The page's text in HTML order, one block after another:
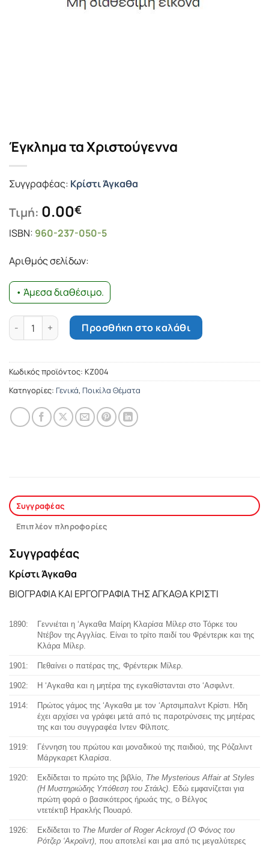
Έγκλημα τα Χριστούγεννα
Συγγραφέας: Κρίστι Άγκαθα
Τιμή: 0.00€
ISBN: 960-237-050-5
Αριθμός σελίδων:
• Άμεσα διαθέσιμο.
Έγκλημα τα Χριστούγεννα ποσότητα
Προσθήκη στο καλάθι
Κωδικός προϊόντος: ΚΖ004
Κατηγορίες: Γενικά, Ποικίλα Θέματα
Συγγραφέας
Επιπλέον πληροφορίες
Συγγραφέας
Κρίστι Άγκαθα
ΒΙΟΓΡΑΦΙΑ ΚΑΙ ΕΡΓΟΓΡΑΦΙΑ ΤΗΣ ΑΓΚΑΘΑ ΚΡΙΣΤΙ
1890:
Γεννιέται η ‘Αγκαθα Μαίρη Κλαρίσα Μίλερ στο Τόρκε του
Ντέβον της Αγγλίας. Είναι το τρίτο παιδί του Φρέντερικ και της
Κλάρα Μίλερ.
1901: Πεθαίνει ο πατέρας της, Φρέντερικ Μίλερ.
1902: Η ‘Αγκαθα και η μητέρα της εγκαθίστανται στο ‘Ασφιλντ.
1914:
Πρώτος γάμος της ‘Αγκαθα με τον ‘Αρτσιμπαλντ Κρίστι. Ηδη
έχει αρχίσει να γράφει μετά από τις παροτρύνσεις της μητέρας
της και του συγγραφέα Ιντεν Φίλποτς.
1919:
Γέννηση του πρώτου και μοναδικού της παιδιού, της Ρόζαλιντ
Μάργκαρετ Κλαρίσα.
1920: Εκδίδεται το πρώτο της βιβλίο, The Mysterious Affair at Styles
(Η Μυστηριώδης Υπόθεση του Στάιλς) . Εδώ εμφανίζεται για
πρώτη φορά ο βασικότερος ήρωάς της, ο Βέλγος
ντετέκτιβ Ηρακλής Πουαρό.
1926: Εκδίδεται το The Murder of Roger Ackroyd (Ο Φόνος του
Ρότζερ ‘Ακροϊντ) , που αποτελεί και μια από τις μεγαλύτερες